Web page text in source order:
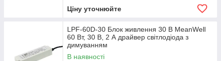
Ціну уточнюйте
LPF-60D-30 Блок живлення 30 В MeanWell
60 Вт, 30 В, 2 А драйвер світлодіода з
димуванням
В наявності